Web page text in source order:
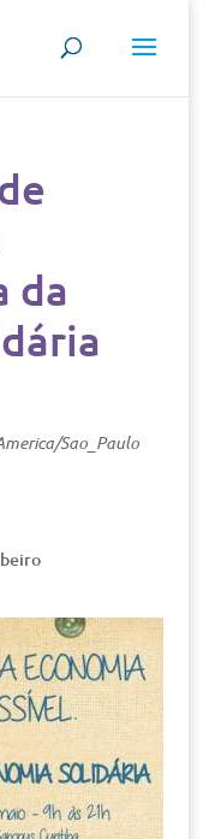
da
Sao_Paulo